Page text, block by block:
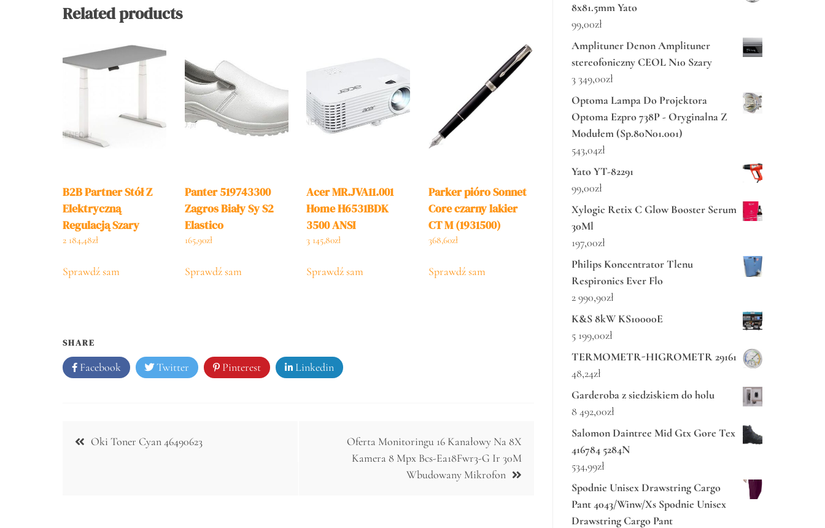
Related products
B2B Partner Stół Z
Elektryczną
Regulacją Szary
1600×800 Mm Biały
2 184,48zł
Sprawdź sam
Panter 519743300
Zagros Biały Sy S2
Elastico
165,90zł
Sprawdź sam
Acer MR.JVA11.001
Home H6531BDK
3500 ANSI
3 145,80zł
Sprawdź sam
Parker pióro Sonnet
Core czarny lakier
CT M (1931500)
368,60zł
Sprawdź sam
SHARE
Facebook Twitter Pinterest Linkedin
Nawigacja
Oki Toner Cyan 46490623
Oferta Monitoringu 16 Kanałowy Na 8X
Kamera 8 Mpx Bcs-Ea18Fwr3-G Ir 30M
Wbudowany Mikrofon
8x81.5mm Yato
99,00zł
Amplituner Denon Amplituner
stereofoniczny CEOL N10 Szary
3 349,00zł
Optoma Lampa Do Projektora
Optoma Ezpro 738P - Oryginalna Z
Modułem (Sp.80N01.001)
543,04zł
Yato YT-82291
99,00zł
Xylogic Retix C Glow Booster Serum
30Ml
197,00zł
Philips Koncentrator Tlenu
Respironics Ever Flo
2 990,90zł
K&S 8kW KS10000E
5 199,00zł
TERMOMETR-HIGROMETR 29161
48,24zł
Garderoba z siedziskiem do holu
8 492,00zł
Salomon Daintree Mid Gtx Gore Tex
416784 5284N
534,99zł
Spodnie Unisex Drawstring Cargo
Pant 4043/Winw/Xs Spodnie Unisex
Drawstring Cargo Pant